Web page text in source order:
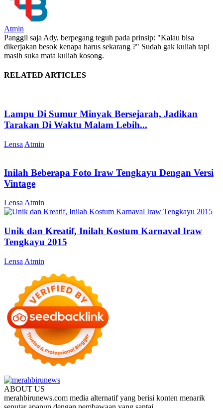
Atmin
Panggil saja Ady, berpegang teguh pada prinsip: "Kalau bisa
dikerjakan besok kenapa harus sekarang ?" Sudah gak kuliah tapi
masih suka mata kuliah kosong.
RELATED ARTICLES
Lampu Di Sumur Minyak Bersejarah, Jadikan
Tarakan Di Waktu Malam Lebih...
Lensa Atmin
Inilah Beberapa Foto Iraw Tengkayu Dengan Versi
Vintage
Lensa Atmin
Unik dan Kreatif, Inilah Kostum Karnaval Iraw
Tengkayu 2015
Lensa Atmin
ABOUT US
merahbirunews.com media alternatif yang berisi konten menarik